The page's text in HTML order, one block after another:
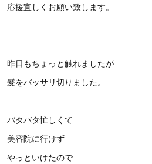
応援宜しくお願い致します。
昨日もちょっと触れましたが
髪をバッサリ切りました。
バタバタ忙しくて
美容院に行けず
やっといけたので